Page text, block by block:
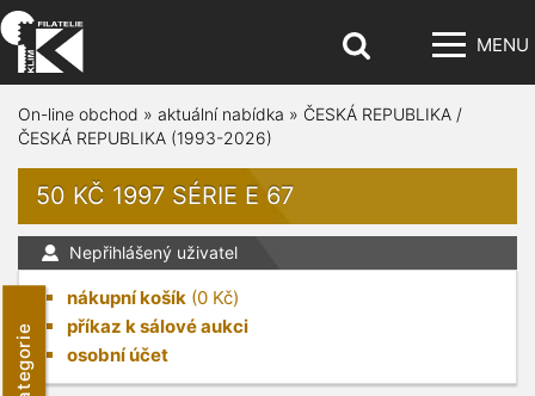
MENU
kategorie
On-line obchod » aktuální nabídka » ČESKÁ REPUBLIKA /
ČESKÁ REPUBLIKA (1993-2026)
50 KČ 1997 SÉRIE E 67
Nepřihlášený uživatel
nákupní košík (0 Kč)
příkaz k sálové aukci
osobní účet